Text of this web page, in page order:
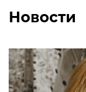
Новости